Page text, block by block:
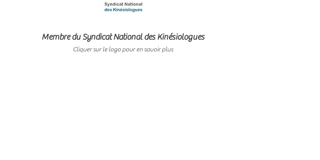
Membre du Syndicat National des Kinésiologues
Cliquer sur le logo pour en savoir plus